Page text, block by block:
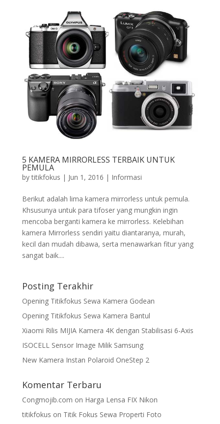
5 KAMERA MIRRORLESS TERBAIK UNTUK
PEMULA
bytitikfokus | Jun 1, 2016 | Informasi
Berikut adalah lima kamera mirrorless untuk pemula.
Khsusunya untuk para tifoser yang mungkin ingin
mencoba berganti kamera ke mirrorless. Kelebihan
kamera Mirrorless sendiri yaitu diantaranya, murah,
kecil dan mudah dibawa, serta menawarkan fitur yang
sangat baik....
Posting Terakhir
Opening Titikfokus Sewa Kamera Godean
Opening Titikfokus Sewa Kamera Bantul
Xiaomi Rilis MIJIA Kamera 4K dengan Stabilisasi 6-Axis
ISOCELL Sensor Image Milik Samsung
New Kamera Instan Polaroid OneStep 2
Komentar Terbaru
Congmojib.com on Harga Lensa FIX Nikon
titikfokus on Titik Fokus Sewa Properti Foto